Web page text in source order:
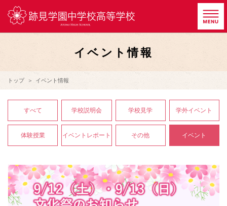
イベント情報
トップ イベント情報
すべて 学校説明会 学校見学 学外イベント
体験授業 イベントレポート その他 イベント